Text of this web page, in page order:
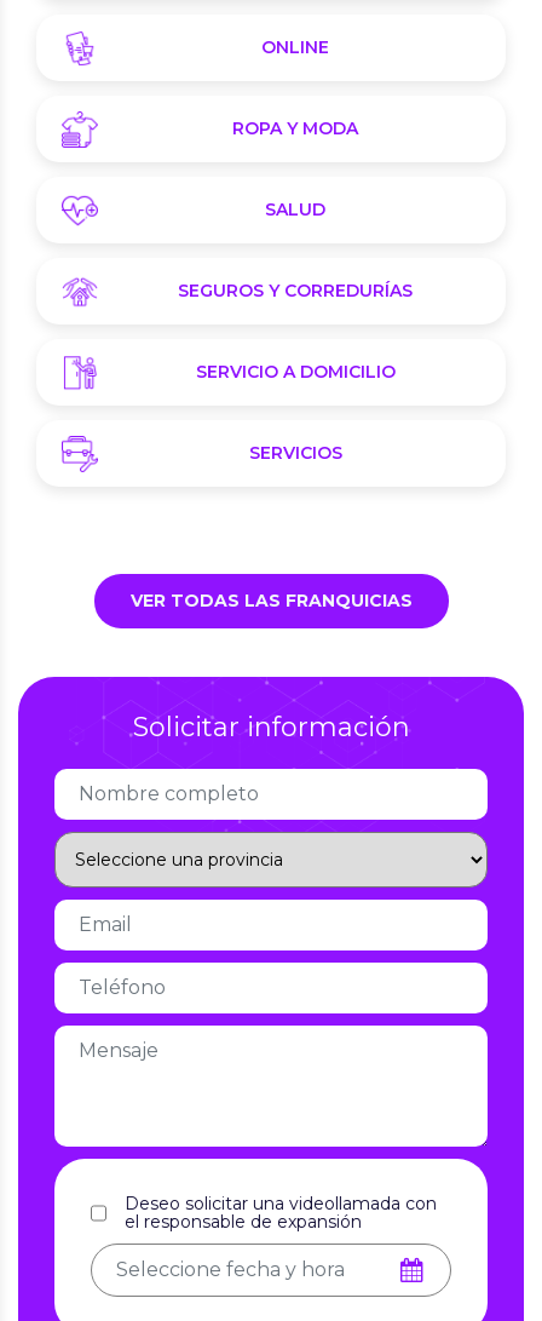
ONLINE
ROPA Y MODA
SALUD
SEGUROS Y CORREDURÍAS
SERVICIO A DOMICILIO
SERVICIOS
VER TODAS LAS FRANQUICIAS
Solicitar información
Deseo solicitar una videollamada con
el responsable de expansión